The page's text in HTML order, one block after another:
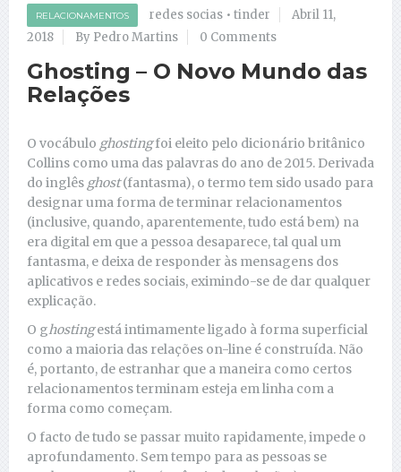
RELACIONAMENTOS redes socias • tinder
Abril 11,
2018
By Pedro Martins 0 Comments
Ghosting – O Novo Mundo das
Relações
O vocábulo ghostingfoi eleito pelo dicionário britânico
Collins como uma das palavras do ano de 2015. Derivada
do inglês ghost(fantasma), o termo tem sido usado para
designar uma forma de terminar relacionamentos
(inclusive, quando, aparentemente, tudo está bem) na
era digital em que a pessoa desaparece, tal qual um
fantasma, e deixa de responder às mensagens dos
aplicativos e redes sociais, eximindo-se de dar qualquer
explicação.
O ghostingestá intimamente ligado à forma superficial
como a maioria das relações on-line é construída. Não
é, portanto, de estranhar que a maneira como certos
relacionamentos terminam esteja em linha com a
forma como começam.
O facto de tudo se passar muito rapidamente, impede o
aprofundamento. Sem tempo para as pessoas se